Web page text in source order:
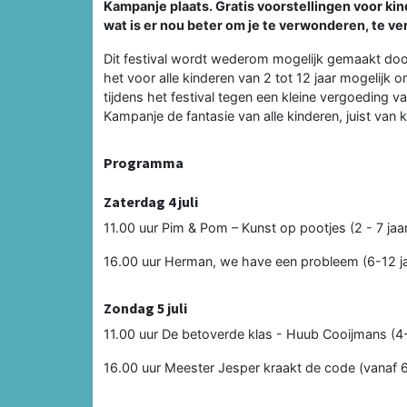
Kampanje plaats. Gratis voorstellingen voor
wat is er nou beter om je te verwonderen, te
Dit festival wordt wederom mogelijk gemaakt
het voor alle kinderen van 2 tot 12 jaar mogelijk
tijdens het festival tegen een kleine vergoeding
Kampanje de fantasie van alle kinderen, juist
Programma
Zaterdag 4 juli
11.00 uur Pim & Pom – Kunst op pootjes (2 - 7
16.00 uur Herman, we have een probleem (6-12
Zondag 5 juli
11.00 uur De betoverde klas - Huub Cooijmans
16.00 uur Meester Jesper kraakt de code (vanaf